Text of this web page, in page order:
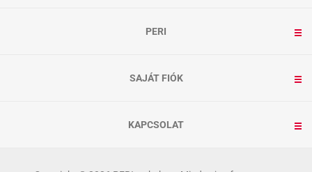
PERI
SAJÁT FIÓK
KAPCSOLAT